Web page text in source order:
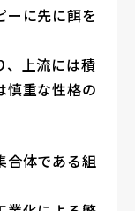
ーに先に餌を
、上流には積
慎重な性格の
合体である組